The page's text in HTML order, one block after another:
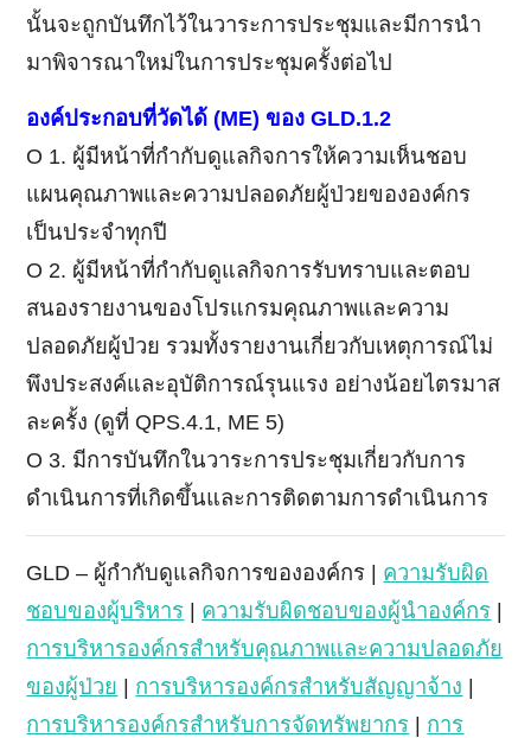
นั้นจะถูกบันทึกไว้ในวาระการประชุมและมีการนำ
มาพิจารณาใหม่ในการประชุมครั้งต่อไป
องค์ประกอบที่วัดได้ (ME) ของ GLD.1.2
Ο 1. ผู้มีหน้าที่กำกับดูแลกิจการให้ความเห็นชอบ
แผนคุณภาพและความปลอดภัยผู้ป่วยขององค์กร
เป็นประจำทุกปี
Ο 2. ผู้มีหน้าที่กำกับดูแลกิจการรับทราบและตอบ
สนองรายงานของโปรแกรมคุณภาพและความ
ปลอดภัยผู้ป่วย รวมทั้งรายงานเกี่ยวกับเหตุการณ์ไม่
พึงประสงค์และอุบัติการณ์รุนแรง อย่างน้อยไตรมาส
ละครั้ง (ดูที่ QPS.4.1, ME 5)
Ο 3. มีการบันทึกในวาระการประชุมเกี่ยวกับการ
ดำเนินการที่เกิดขึ้นและการติดตามการดำเนินการ
GLD – ผู้กำกับดูแลกิจการขององค์กร | ความรับผิด
ชอบของผู้บริหาร | ความรับผิดชอบของผู้นำองค์กร |
การบริหารองค์กรสำหรับคุณภาพและความปลอดภัย
ของผู้ป่วย | การบริหารองค์กรสำหรับสัญญาจ้าง |
การบริหารองค์กรสำหรับการจัดทรัพยากร | การ